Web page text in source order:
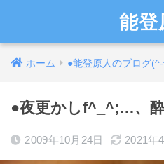
能登
ホーム ●能登原人のブログ
●夜更かしf^_^;…、
2009年10月24日 2021年